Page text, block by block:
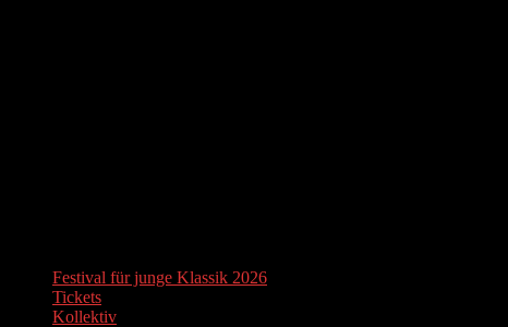
Festival für junge Klassik 2026
Tickets
Kollektiv